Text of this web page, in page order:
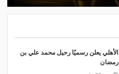
الأهلي يعلن رسميًا رحيل محمد علي بن
رمضان